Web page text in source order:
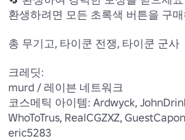
환생하려면 모든 초록색 버튼을 구
총 무기고, 타이쿤 전쟁, 타이쿤 군사
크레딧:
murd / 레이븐 네트워크
코스메틱 아이템: Ardwyck,
WhoToTrus, RealCGZXZ,
eric5283